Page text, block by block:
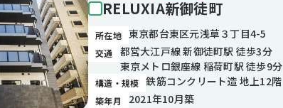
RELUXIA新御徒町
所在地 東京都台東区元浅草３丁目4-5
交通
都営大江戸線 新御徒町駅 徒歩3分
東京メトロ銀座線 稲荷町駅 徒歩9分
構造・規模 鉄筋コンクリート造 地上12階
築年月 2021年10月築